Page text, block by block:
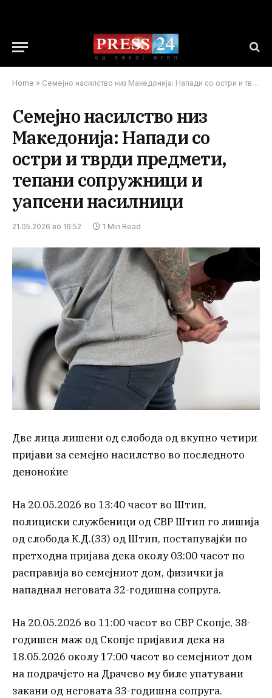
Home » Семејно насилство низ Македонија: Напади со остри и тврди предмети, тепани сопружници и уапсени насилници
Семејно насилство низ
Македонија: Напади со
остри и тврди предмети,
тепани сопружници и
уапсени насилници
21.05.2026 во 16:52 1 Min Read
Две лица лишени од слобода од вкупно четири
пријави за семејно насилство во последното
деноноќие
На 20.05.2026 во 13:40 часот во Штип,
полициски службеници од СВР Штип го лишија
од слобода К.Д.(33) од Штип, постапувајќи по
претходна пријава дека околу 03:00 часот по
расправија во семејниот дом, физички ја
нападнал неговата 32-годишна сопруга.
На 20.05.2026 во 11:00 часот во СВР Скопје, 38-
годишен маж од Скопје пријавил дека на
18.05.2026 околу 17:00 часот во семејниот дом
на подрачјето на Драчево му биле упатувани
закани од неговата 33-годишна сопруга.